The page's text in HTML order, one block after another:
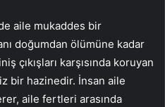
aile mukaddes bir
doğumdan ölümüne kadar
çıkışları karşısında koruyan
bir hazinedir. İnsan aile
aile fertleri arasında